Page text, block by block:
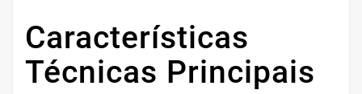
Características
Técnicas Principais